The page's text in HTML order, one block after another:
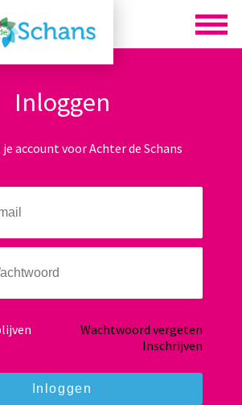
Inloggen
account voor Achter de Schans
Wachtwoord vergeten
Inschrijven
Inloggen